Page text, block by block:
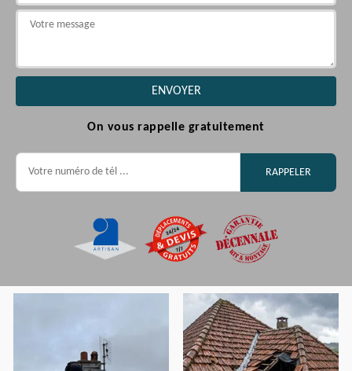
On vous rappelle gratuitement